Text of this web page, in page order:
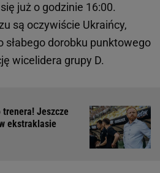
już o godzinie 16:00.
są oczywiście Ukraińcy,
słabego dorobku punktowego
wicelidera grupy D.
trenera! Jeszcze
ekstraklasie